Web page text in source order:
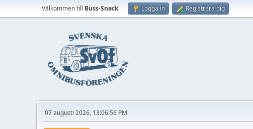
Välkommen till Buss-Snack. Logga in Registrera dig
07 augusti 2026, 13:06:56 PM